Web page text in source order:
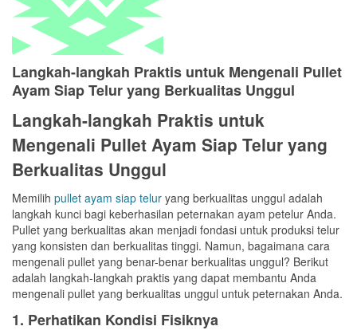
Langkah-langkah Praktis untuk Mengenali Pullet
Ayam Siap Telur yang Berkualitas Unggul
Langkah-langkah Praktis untuk
Mengenali Pullet Ayam Siap Telur yang
Berkualitas Unggul
Memilih pullet ayam siap telur yang berkualitas unggul adalah
langkah kunci bagi keberhasilan peternakan ayam petelur Anda.
Pullet yang berkualitas akan menjadi fondasi untuk produksi telur
yang konsisten dan berkualitas tinggi. Namun, bagaimana cara
mengenali pullet yang benar-benar berkualitas unggul? Berikut
adalah langkah-langkah praktis yang dapat membantu Anda
mengenali pullet yang berkualitas unggul untuk peternakan Anda.
1. Perhatikan Kondisi Fisiknya